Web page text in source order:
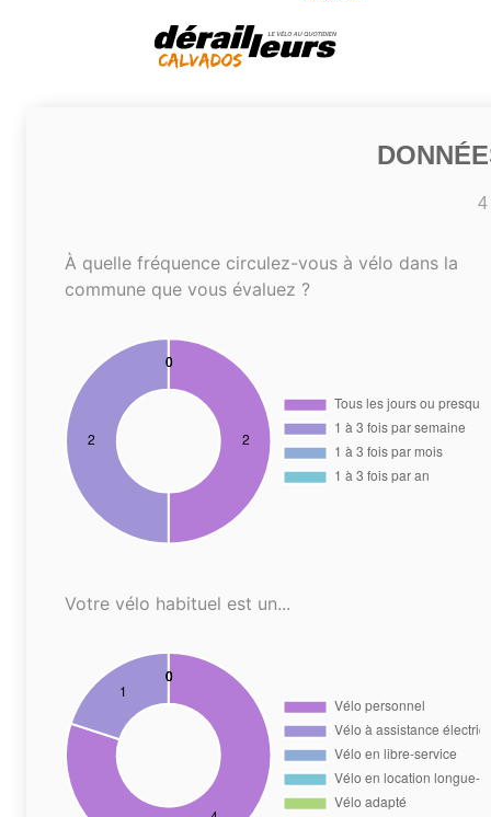
4
À quelle fréquence circulez-vous à vélo dans la
commune que vous évaluez ?
Votre vélo habituel est un...